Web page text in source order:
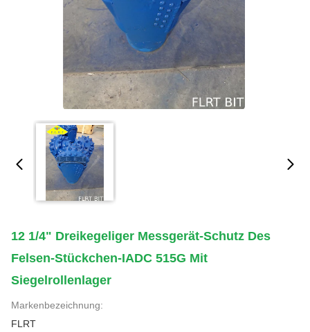
12 1/4" Dreikegeliger Messgerät-Schutz Des
Felsen-Stückchen-IADC 515G Mit
Siegelrollenlager
Markenbezeichnung:
FLRT